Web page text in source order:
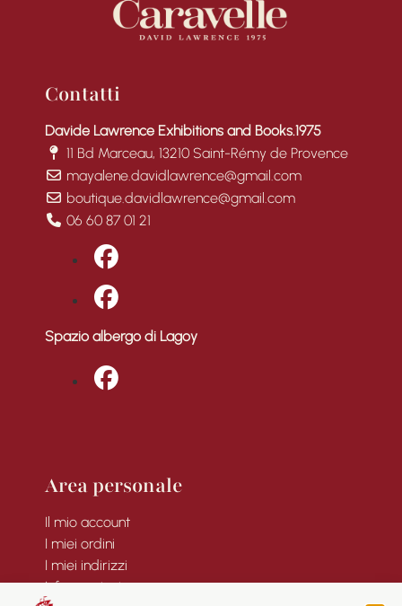
Contatti
Davide Lawrence Exhibitions and Books.1975
11 Bd Marceau, 13210 Saint-Rémy de Provence
mayalene.davidlawrence@gmail.com
boutique.davidlawrence@gmail.com
06 60 87 01 21
Spazio albergo di Lagoy
Area personale
Il mio account
I miei ordini
I miei indirizzi
Informazioni